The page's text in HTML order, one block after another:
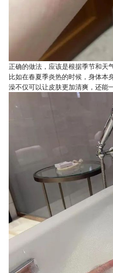
正确的做法，应该是根据季节和天
比如在春夏季炎热的时候，身体本
澡不仅可以让皮肤更加清爽，还能